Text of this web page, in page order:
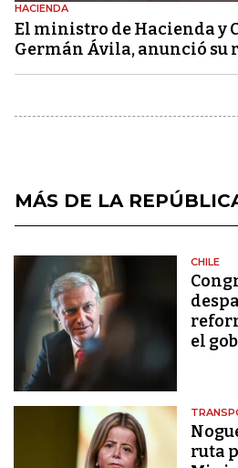
HACIENDA
El ministro de Hacienda y
Germán Ávila, anunció su
MÁS DE LA
CHILE
el
ruta